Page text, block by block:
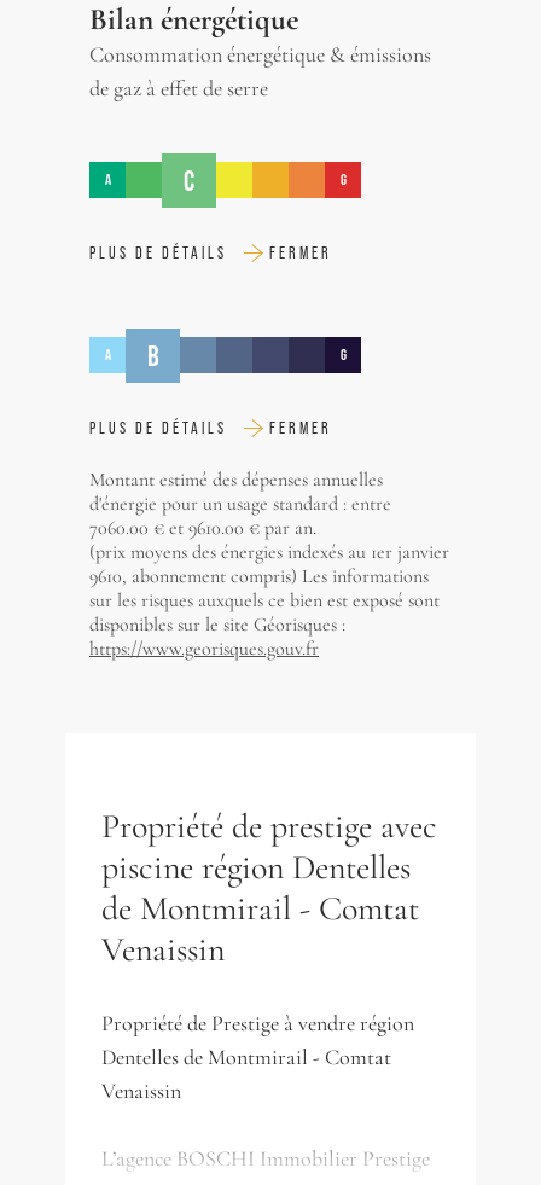
Bilan énergétique
Consommation énergétique & émissions
de gaz à effet de serre
A C G
PLUS DE DÉTAILS FERMER
A B G
PLUS DE DÉTAILS FERMER
Montant estimé des dépenses annuelles
d'énergie pour un usage standard : entre
7060.00 € et 9610.00 € par an.
(prix moyens des énergies indexés au 1er janvier
9610, abonnement compris) Les informations
sur les risques auxquels ce bien est exposé sont
disponibles sur le site Géorisques :
https://www.georisques.gouv.fr
Propriété de prestige avec
piscine région Dentelles
de Montmirail - Comtat
Venaissin
Propriété de Prestige à vendre région
Dentelles de Montmirail - Comtat
Venaissin
L’agence BOSCHI Immobilier Prestige